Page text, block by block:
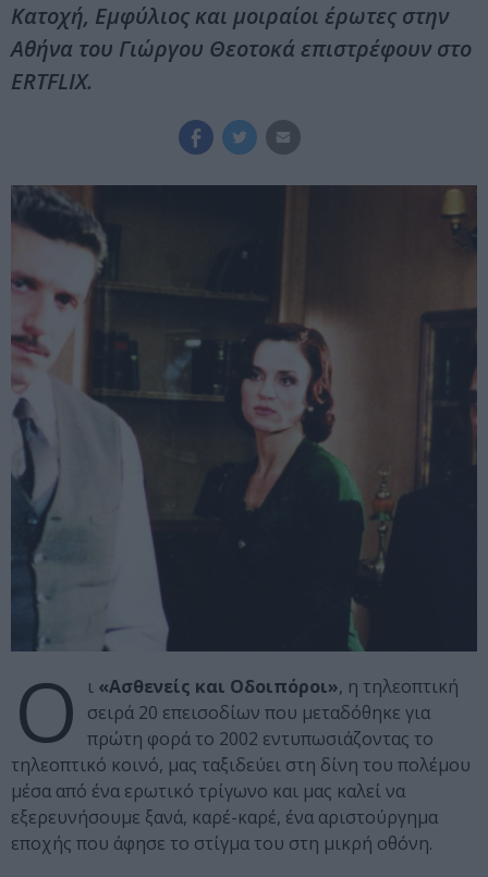
Κατοχή, Εμφύλιος και μοιραίοι έρωτες στην
Αθήνα του Γιώργου Θεοτοκά επιστρέφουν στο
ERTFLIX.
Ο ι «Ασθενείς και Οδοιπόροι», η τηλεοπτική
σειρά 20 επεισοδίων που μεταδόθηκε για
πρώτη φορά το 2002 εντυπωσιάζοντας το
τηλεοπτικό κοινό, μας ταξιδεύει στη δίνη του πολέμου
μέσα από ένα ερωτικό τρίγωνο και μας καλεί να
εξερευνήσουμε ξανά, καρέ-καρέ, ένα αριστούργημα
εποχής που άφησε το στίγμα του στη μικρή οθόνη.